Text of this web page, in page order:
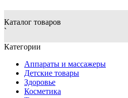
Каталог товаров
`
Категории
Аппараты и массажеры
Детские товары
Здоровье
Косметика